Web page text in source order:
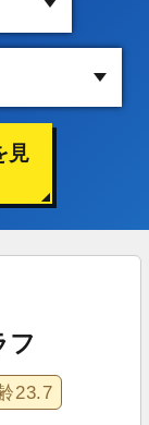
見
フ
23.7